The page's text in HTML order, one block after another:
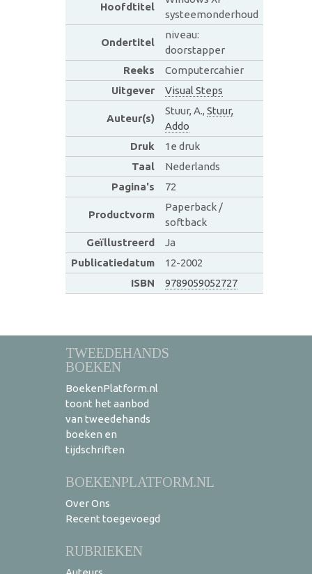
Hoofdtitel
systeemonderhoud
Ondertitel
niveau:
doorstapper
Reeks
Computercahier
Uitgever
Visual Steps
Auteur(s)
Stuur, A., Stuur,
Addo
Druk
1e druk
Taal
Nederlands
Pagina's
72
Productvorm
Paperback /
softback
Geïllustreerd
Ja
Publicatiedatum
12-2002
ISBN
9789059052727
TWEEDEHANDS
BOEKEN
BoekenPlatform.nl
toont het aanbod
van tweedehands
boeken en
tijdschriften
BOEKENPLATFORM.NL
Over Ons
Recent toegevoegd
RUBRIEKEN